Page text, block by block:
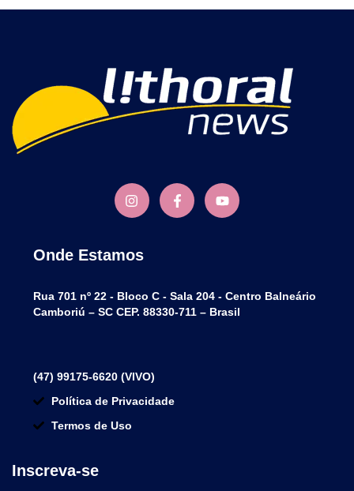
Onde Estamos
Rua 701 nº 22 - Bloco C - Sala 204 - Centro Balneário
Camboriú – SC CEP. 88330-711 – Brasil
(47) 99175-6620 (VIVO)
Política de Privacidade
Termos de Uso
Inscreva-se